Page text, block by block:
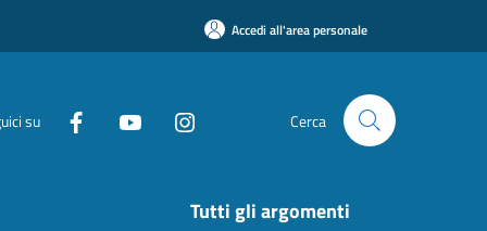
Accedi all'area personale
su Cerca
Tutti gli argomenti